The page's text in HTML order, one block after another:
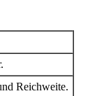
Reichweite.